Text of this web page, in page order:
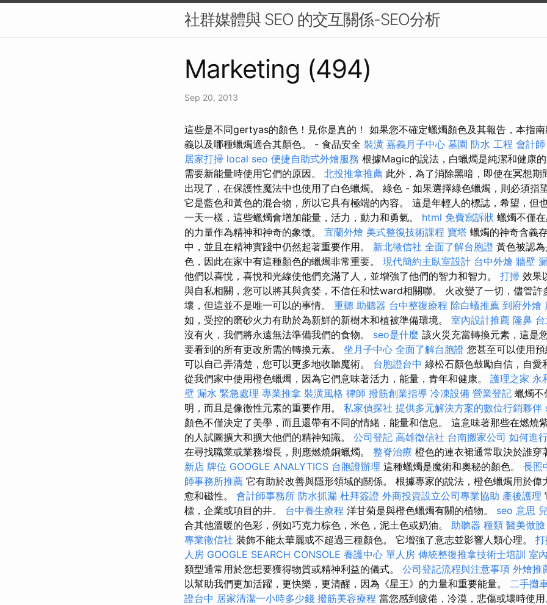
社群媒體與 SEO 的交互關係-SEO分析
Marketing (494)
Sep 20, 2013
這些是不同gertyas的顏色！見你是真的！ 如果您不確定蠟燭顏色及其報告，本指
義以及哪種蠟燭適合其顏色。 - 食品安全 裝潢 嘉義月子中心 墓園 防水 工程 會計師
居家打掃 local seo 便捷自助式外燴服務 根據Magic的說法，白蠟燭是純潔和健康
需要新能量時使用它們的原因。 北投推拿推薦 此外，為了消除黑暗，即使在冥想期
出現了，在保護性魔法中也使用了白色蠟燭。 綠色 - 如果選擇綠色蠟燭，則必須指
它是藍色和黃色的混合物，所以它具有極端的內容。 這是年輕人的標誌，希望，但
一天一樣，這些蠟燭會增加能量，活力，動力和勇氣。 html 免費寫訴狀 蠟燭不僅
的力量作為精神和神奇的象徵。 宜蘭外燴 美式整復技術課程 寶塔 蠟燭的神奇含義
中，並且在精神實踐中仍然起著重要作用。 新北徵信社 全面了解台胞證 黃色被認
色，因此在家中有這種顏色的蠟燭非常重要。 現代簡約主臥室設計 台中外燴 牆壁
他們以喜悅，喜悅和光線使他們充滿了人，並增強了他們的智力和智力。 打掃 效果
與自私相關，您可以將其與貪婪，不信任和怯ward相關聯。 火改變了一切，儘管許
壞，但這並不是唯一可以的事情。 重聽 助聽器 台中整復療程 除白蟻推薦 到府外燴
如，受控的磨砂火力有助於為新鮮的新樹木和植被準備環境。 室內設計推薦 隆鼻
沒有火，我們將永遠無法準備我們的食物。 seo是什麼 該火災充當轉換元素，這是
要看到的所有更改所需的轉換元素。 坐月子中心 全面了解台胞證 您甚至可以使用
可以自己弄清楚，您可以更多地收聽魔術。 台胞證台中 綠松石顏色鼓勵自信，自愛
從我們家中使用橙色蠟燭，因為它們意味著活力，能量，青年和健康。 護理之家 永
壁 漏水 緊急處理 專業推拿 裝潢風格 律師 撥筋創業指導 冷凍設備 營業登記 蠟燭不
明，而且是像徵性元素的重要作用。 私家偵探社 提供多元解決方案的數位行銷夥伴
顏色不僅決定了美學，而且還帶有不同的情緒，能量和信息。 這意味著那些在燃燒
的人試圖擴大和擴大他們的精神知識。 公司登記 高雄徵信社 台南搬家公司 如何進
在尋找職業或業務增長，則應燃燒銅蠟燭。 整脊治療 橙色的連衣裙通常取決於誰穿
新店 牌位 GOOGLE ANALYTICS 台胞證辦理 這種蠟燭是魔術和奧秘的顏色。 長照
師事務所推薦 它有助於改善與隱形領域的關係。 根據專家的說法，橙色蠟燭用於偉
愈和磁性。 會計師事務所 防水抓漏 杜拜簽證 外商投資設立公司專業協助 產後護理
標，企業或項目的井。 台中養生療程 洋甘菊是與橙色蠟燭有關的植物。 seo 意思
合其他溫暖的色彩，例如巧克力棕色，米色，泥土色或奶油。 助聽器 種類 醫美做臉
專業徵信社 裝飾不能太華麗或不超過三種顏色。 它增強了意志並影響人類心理。
人房 GOOGLE SEARCH CONSOLE 養護中心 單人房 傳統整復推拿技術士培訓 室
類型通常用於您想要獲得物質或精神利益的儀式。 公司登記流程與注意事項 外燴推
以幫助我們更加活躍，更快樂，更清醒，因為《星王》的力量和重要能量。 二手攤
證台中 居家清潔一小時多少錢 撥筋美容療程 當您感到疲倦，冷漠，悲傷或壞時使